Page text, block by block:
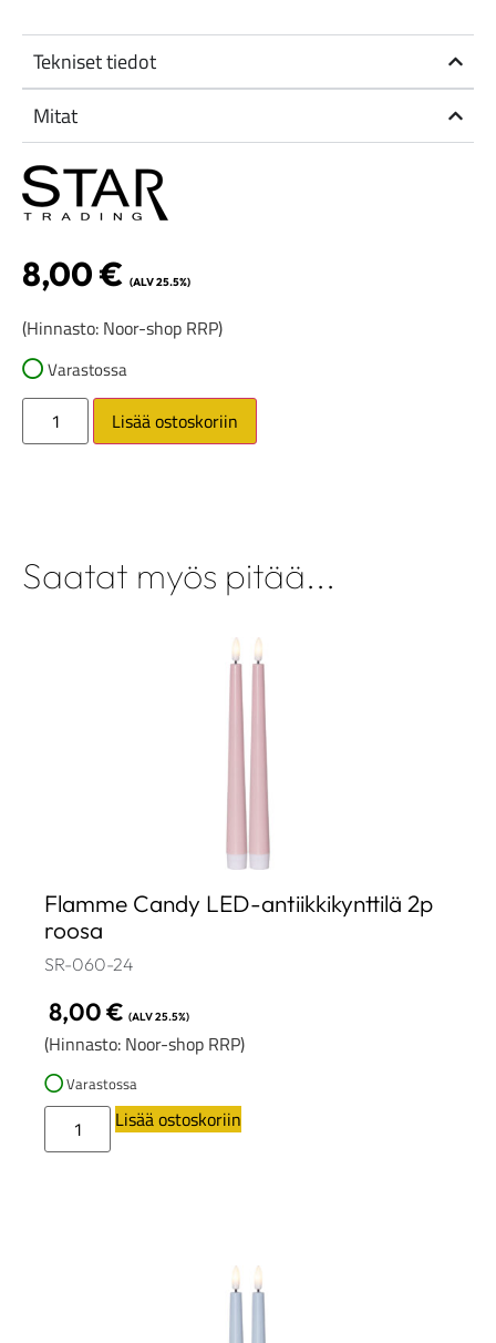
Tekniset tiedot
Mitat
8,00€ (ALV 25.5%)
(Hinnasto: Noor-shop RRP)
Varastossa
Lisää ostoskoriin
Saatat myös pitää...
Flamme Candy LED-antiikkikynttilä 2p
roosa
SR-060-24
8,00€ (ALV 25.5%)
(Hinnasto: Noor-shop RRP)
Varastossa
Lisää ostoskoriin